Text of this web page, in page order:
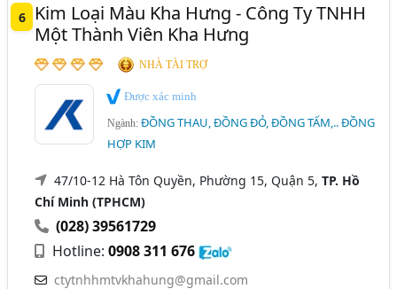
6
Kim Loại Màu Kha Hưng - Công Ty TNHH
Một Thành Viên Kha Hưng
NHÀ TÀI TRỢ
Được xác minh
Ngành:ĐỒNG THAU, ĐỒNG ĐỎ, ĐỒNG TẤM,.. ĐỒNG
HỢP KIM
47/10-12 Hà Tôn Quyền, Phường 15, Quận 5,TP. Hồ
Chí Minh (TPHCM)
(028) 39561729
Hotline:0908 311 676
ctytnhhmtvkhahung@gmail.com